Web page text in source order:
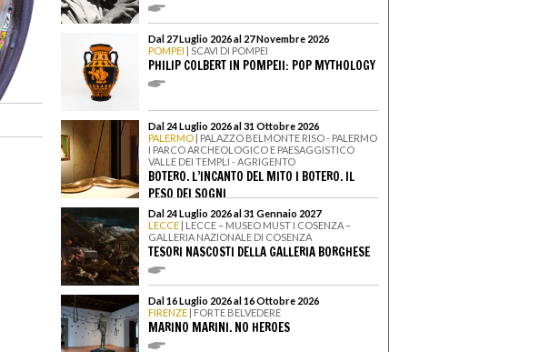
Dal 27 Luglio 2026 al 27 Novembre 2026
POMPEI | SCAVI DI POMPEI
PHILIP COLBERT IN POMPEII: POP MYTHOLOGY
Dal 24 Luglio 2026 al 31 Ottobre 2026
PALERMO | PALAZZO BELMONTE RISO - PALERMO
I PARCO ARCHEOLOGICO E PAESAGGISTICO
VALLE DEI TEMPLI - AGRIGENTO
BOTERO. L’INCANTO DEL MITO I BOTERO. IL
PESO DEI SOGNI
Dal 24 Luglio 2026 al 31 Gennaio 2027
LECCE | LECCE – MUSEO MUST I COSENZA –
GALLERIA NAZIONALE DI COSENZA
TESORI NASCOSTI DELLA GALLERIA BORGHESE
Dal 16 Luglio 2026 al 16 Ottobre 2026
FIRENZE | FORTE BELVEDERE
MARINO MARINI. NO HEROES